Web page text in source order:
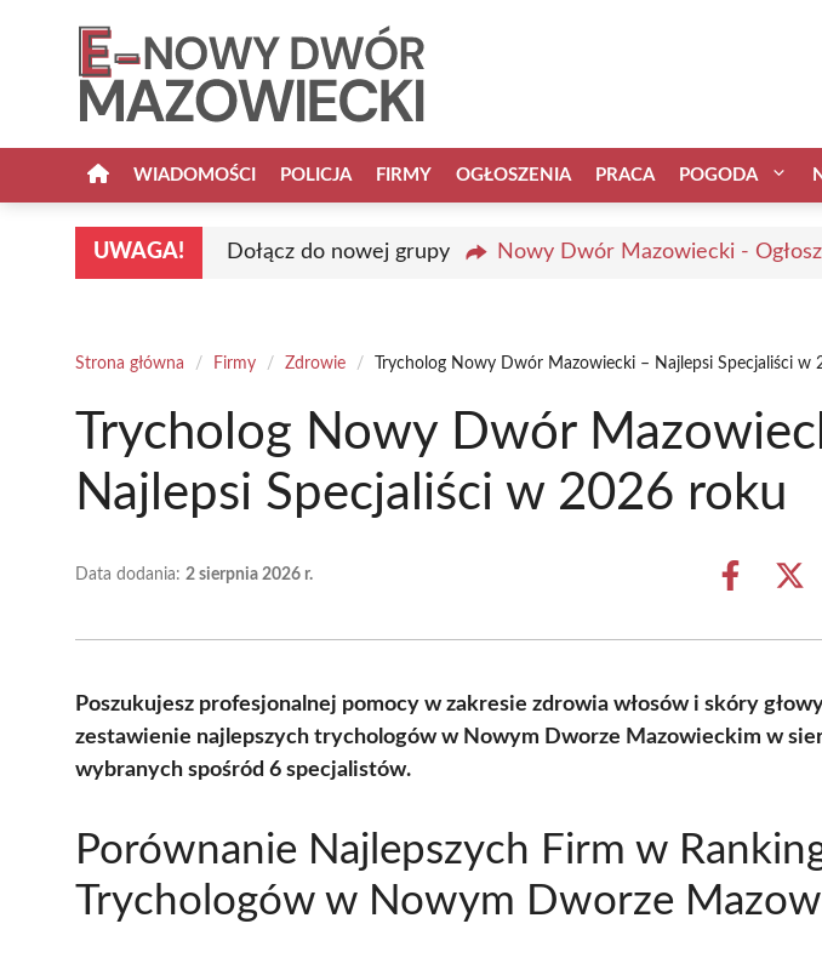
WIADOMOŚCI POLICJA FIRMY OGŁOSZENIA PRACA POGODA
UWAGA! Dołącz do nowej grupy Nowy Dwór Mazowiecki -
Strona główna / Firmy / Zdrowie / Trycholog Nowy Dwór Mazowiecki – Najlepsi Specjaliści w
Trycholog Nowy Dwór
Najlepsi Specjaliści w 2026 roku
Data dodania: 2 sierpnia 2026 r.
Share
Poszukujesz profesjonalnej pomocy w zakresie zdrowia włosów i skóry
zestawienie najlepszych trychologów w Nowym Dworze Mazowieckim w
wybranych spośród 6 specjalistów.
Porównanie Najlepszych Firm w
Trychologów w Nowym Dworze